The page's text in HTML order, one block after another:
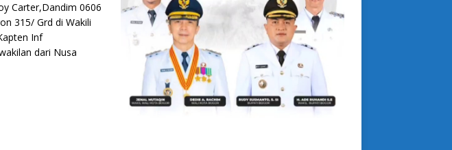
Carter,Dandim 0606
315/ Grd di Wakili
Inf
dari Nusa